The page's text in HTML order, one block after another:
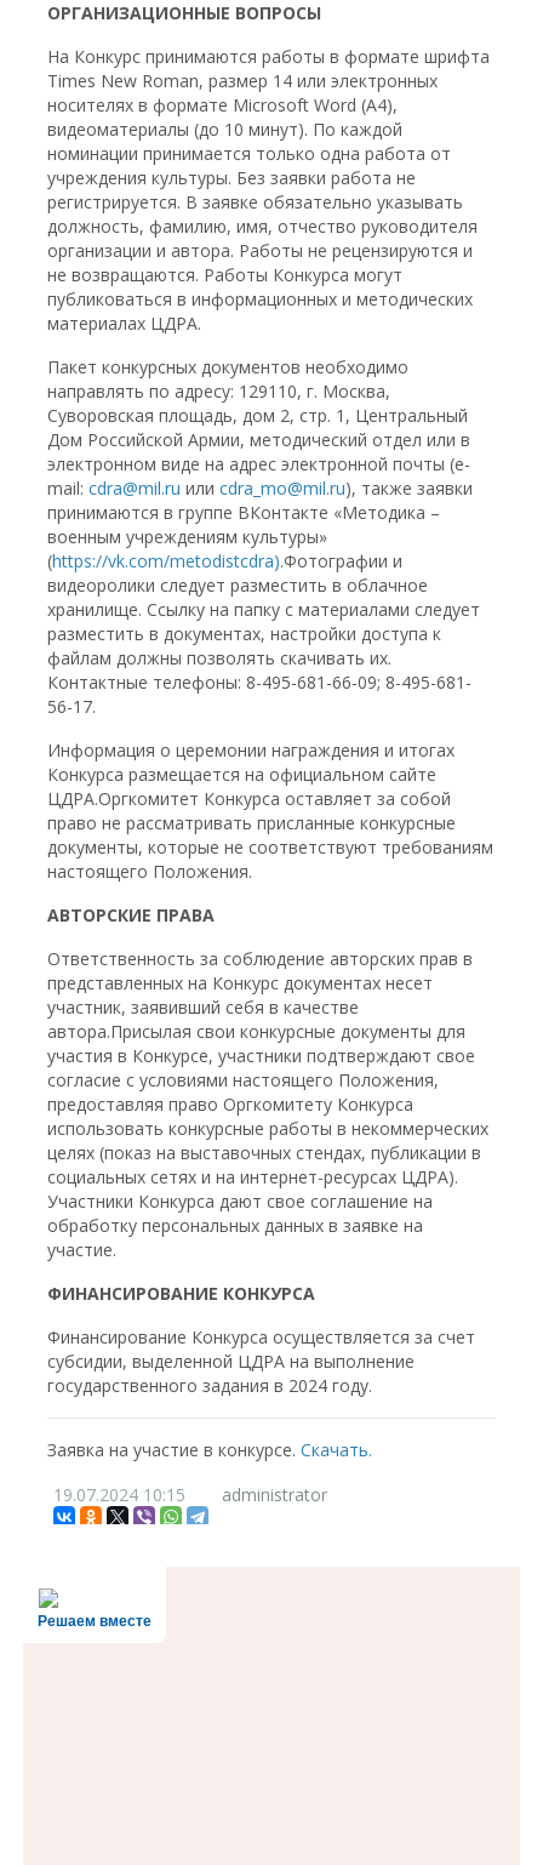
ОРГАНИЗАЦИОННЫЕ ВОПРОСЫ
На Конкурс принимаются работы в формате шрифта
Times New Roman, размер 14 или электронных
носителях в формате Microsoft Word (А4),
видеоматериалы (до 10 минут). По каждой
номинации принимается только одна работа от
учреждения культуры. Без заявки работа не
регистрируется. В заявке обязательно указывать
должность, фамилию, имя, отчество руководителя
организации и автора. Работы не рецензируются и
не возвращаются. Работы Конкурса могут
публиковаться в информационных и методических
материалах ЦДРА.
Пакет конкурсных документов необходимо
направлять по адресу: 129110, г. Москва,
Суворовская площадь, дом 2, стр. 1, Центральный
Дом Российской Армии, методический отдел или в
электронном виде на адрес электронной почты (e-
mail:cdra@mil.ru илиcdra_mo@mil.ru), также заявки
принимаются в группе ВКонтакте «Методика –
военным учреждениям культуры»
(https://vk.com/metodistcdra).Фотографии и
видеоролики следует разместить в облачное
хранилище. Ссылку на папку с материалами следует
разместить в документах, настройки доступа к
файлам должны позволять скачивать их.
Контактные телефоны: 8-495-681-66-09; 8-495-681-
56-17.
Информация о церемонии награждения и итогах
Конкурса размещается на официальном сайте
ЦДРА.Оргкомитет Конкурса оставляет за собой
право не рассматривать присланные конкурсные
документы, которые не соответствуют требованиям
настоящего Положения.
АВТОРСКИЕ ПРАВА
Ответственность за соблюдение авторских прав в
представленных на Конкурс документах несет
участник, заявивший себя в качестве
автора.Присылая свои конкурсные документы для
участия в Конкурсе, участники подтверждают свое
согласие с условиями настоящего Положения,
предоставляя право Оргкомитету Конкурса
использовать конкурсные работы в некоммерческих
целях (показ на выставочных стендах, публикации в
социальных сетях и на интернет-ресурсах ЦДРА).
Участники Конкурса дают свое соглашение на
обработку персональных данных в заявке на
участие.
ФИНАНСИРОВАНИЕ КОНКУРСА
Финансирование Конкурса осуществляется за счет
субсидии, выделенной ЦДРА на выполнение
государственного задания в 2024 году.
Заявка на участие в конкурсе.Скачать.
19.07.2024 10:15 administrator
Решаем вместе